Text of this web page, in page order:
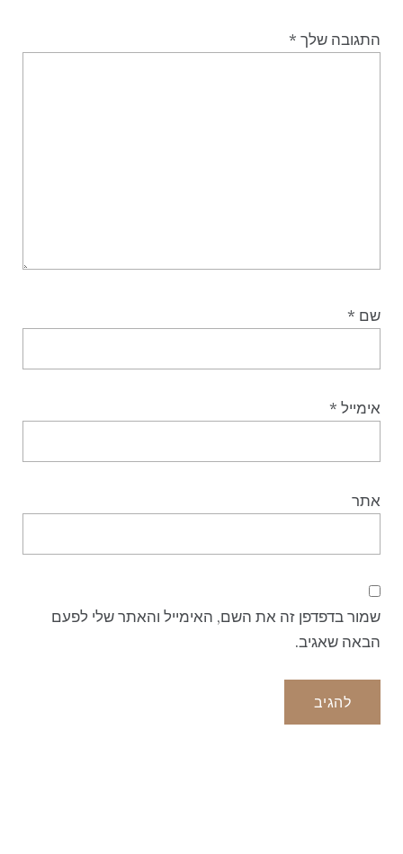
התגובה שלך *
שם *
אימייל *
אתר
שמור בדפדפן זה את השם, האימייל והאתר שלי לפעם
הבאה שאגיב.